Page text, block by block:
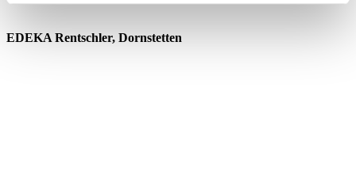
EDEKA Rentschler, Dornstetten